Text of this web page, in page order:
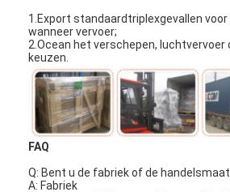
1.Export standaardtriplexgevallen
wanneer vervoer;
2.Ocean het verschepen, luchtvervoer
keuzen.
FAQ
Q: Bent u de fabriek of de
A: Fabriek